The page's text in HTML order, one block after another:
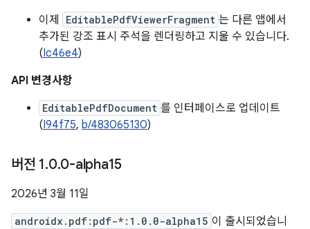
이제
EditablePdfViewerFragment 는 다른 앱에서
추가된 강조 표시 주석을 렌더링하고 지울 수 있습니다.
(Ic46e4)
API 변경사항
EditablePdfDocument 를 인터페이스로 업데이트
(I94f75, b/483065130)
버전 1.0.0-alpha15
2026년 3월 11일
androidx.pdf:pdf-*:1.0.0-alpha15 이 출시되었습니